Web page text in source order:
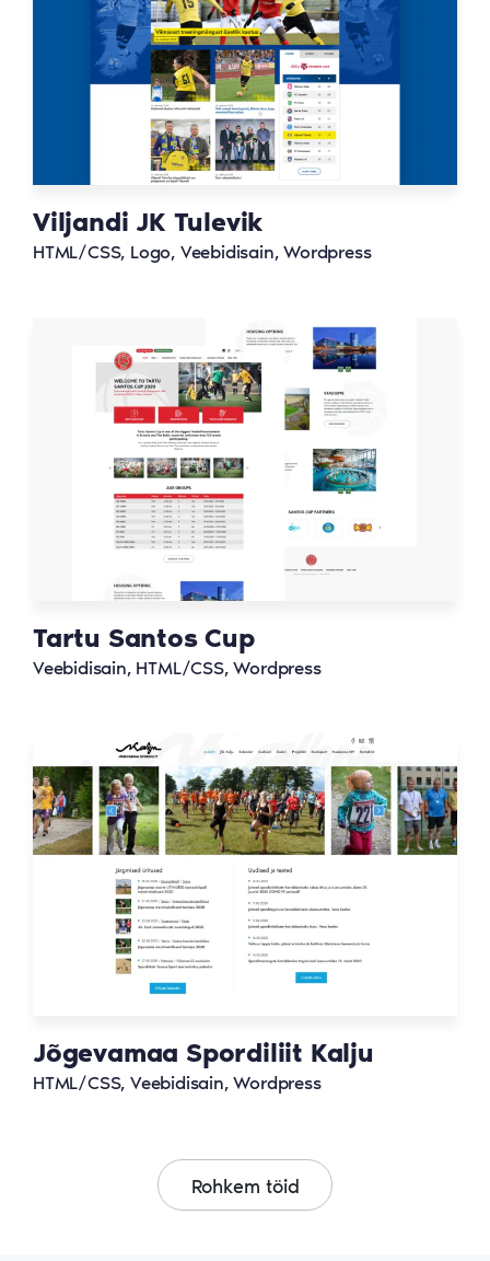
Viljandi JK Tulevik
HTML/CSS, Logo, Veebidisain, Wordpress
Tartu Santos Cup
Veebidisain, HTML/CSS, Wordpress
Jõgevamaa Spordiliit Kalju
HTML/CSS, Veebidisain, Wordpress
Rohkem töid